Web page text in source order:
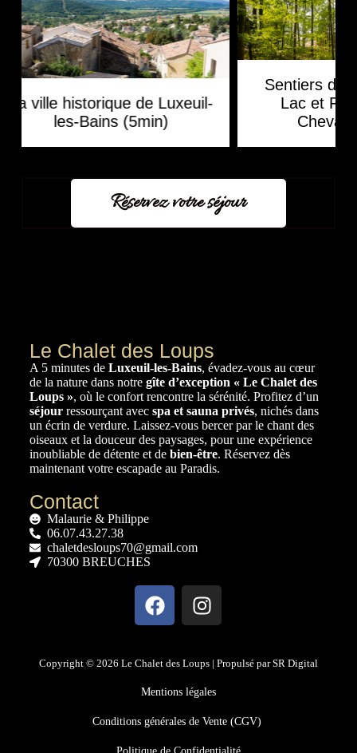
Sentiers de randonnée au
Lac et Forêt des sept
Chevaux (3 min)
Les
Réservez votre séjour
Le Chalet des Loups
A 5 minutes de Luxeuil-les-Bains, évadez-vous au cœur
de la nature dans notre gîte d’exception « Le Chalet des
Loups », où le confort rencontre la sérénité. Profitez d’un
séjourressourçant avec spa et sauna privés, nichés dans
un écrin de verdure. Laissez-vous bercer par le chant des
oiseaux et la douceur des paysages, pour une expérience
inoubliable de détente et de bien-être. Réservez dès
maintenant votre escapade au Paradis.
Contact
Malaurie & Philippe
06.07.43.27.38
chaletdesloups70@gmail.com
70300 BREUCHES
Copyright © 2026 Le Chalet des Loups | Propulsé par SR Digital
Mentions légales
Conditions générales de Vente (CGV)